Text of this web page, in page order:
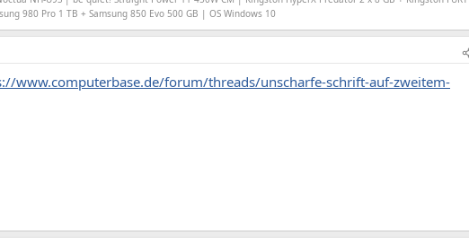
980 Pro 1 TB + Samsung 850 Evo 500 GB | OS Windows 10
www.computerbase.de/forum/threads/unscharfe-schrift-auf-zweitem-